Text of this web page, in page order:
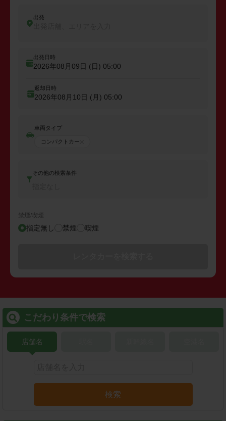
出発
出発日時
2026年08月09日 (日) 05:00
返却日時
2026年08月10日 (月) 05:00
車両タイプ
コンパクトカー
その他の検索条件
禁煙/喫煙
指定無し 禁煙 喫煙
こだわり条件で検索
店舗名
検索